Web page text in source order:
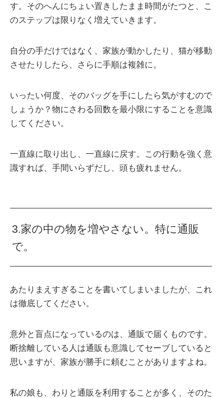
す。そのへんにちょい置きしたまま時間がたつと、こ
のステップは限りなく増えていきます。
自分の手だけではなく、家族が動かしたり、猫が移動
させたりしたら、さらに手順は複雑に。
いったい何度、そのバッグを手にしたら気がすむので
しょうか？物にさわる回数を最小限にすることを意識
してください。
一直線に取り出し、一直線に戻す。この行動を強く意
識すれば、手間いらずだし、頭も疲れません。
3.家の中の物を増やさない。特に通販
で。
あたりまえすぎることを書いてしまいましたが、これ
は徹底してください。
意外と盲点になっているのは、通販で届くものです。
断捨離している人は通販も意識してセーブしていると
思いますが、家族が勝手に頼むことがありますよね。
私の娘も、わりと通販を利用することが多く、そのた